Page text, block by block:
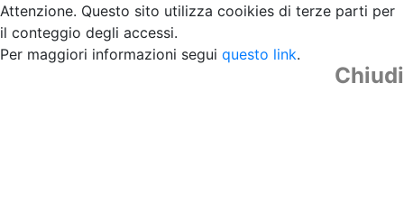
Attenzione. Questo sito utilizza cooikies di terze parti per
il conteggio degli accessi.
Per maggiori informazioni segui questo link.
Chiudi